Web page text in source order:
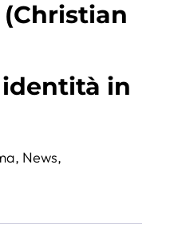
(Christian
identità in
, News,